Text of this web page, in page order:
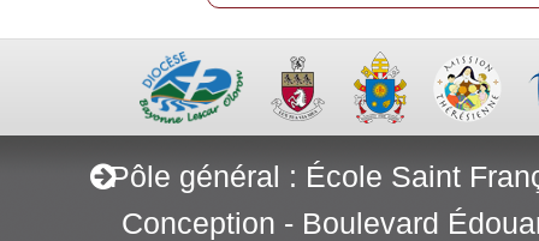
Pôle général : École Saint
Conception - Boulevard